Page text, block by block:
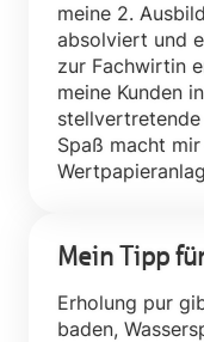
meine 2.
absolviert und
zur Fachwirtin
meine Kunden
Spaß macht
Mein Tipp
Erholung pur
baden,